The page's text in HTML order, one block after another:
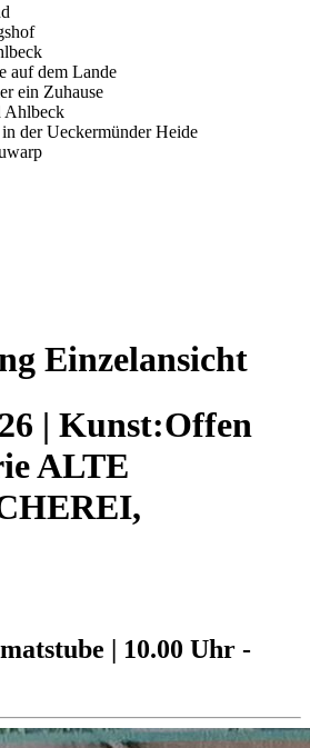
auf dem Lande
ein Zuhause
Ahlbeck
der Ueckermünder Heide
Einzelansicht
| Kunst:Offen
ALTE
| 10.00 Uhr -